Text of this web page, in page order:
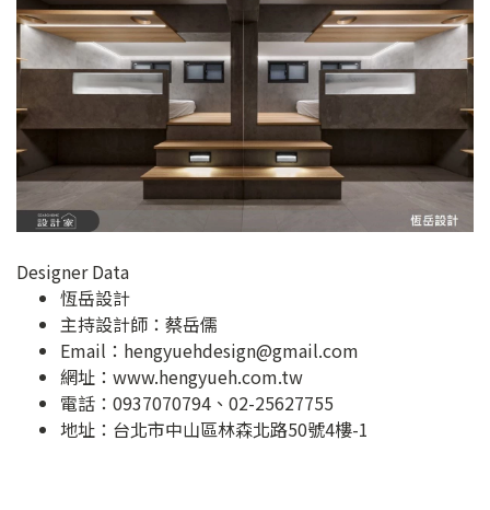
Designer Data
恆岳設計
主持設計師：蔡岳儒
Email： hengyuehdesign@gmail.com
網址： www.hengyueh.com.tw
電話：0937070794、02-25627755
地址： 台北市中山區林森北路50號4樓-1